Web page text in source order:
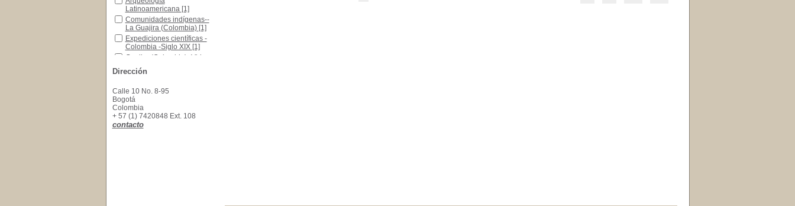
Latinoamericana [1]
Comunidades indígenas-- La Guajira (Colombia)
Comunidades indígenas--
La Guajira (Colombia) [1]
Expediciones científicas -Colombia -Siglo XIX
Expediciones científicas -
Colombia -Siglo XIX [1]
Guajira (Colombia) -Vida social y costumbres
Guajira (Colombia) -Vida
social y costumbres
Indígenas de Colombia
Indígenas de Colombia
Pictografía Muisca -Informes
Pictografía Muisca -
Informes
Dirección
Calle 10 No. 8-95
Bogotá
Colombia
+ 57 (1) 7420848 Ext. 108
contacto